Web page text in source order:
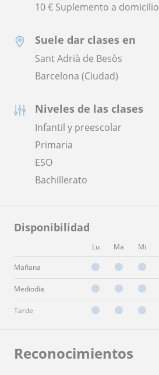
10 € Suplemento a domicilio
Suele dar clases en
Sant Adrià de Besòs
Barcelona (Ciudad)
Niveles de las clases
Infantil y preescolar
Primaria
ESO
Bachillerato
Disponibilidad
Lu Ma Mi
Mañana
Mediodía
Tarde
Reconocimientos